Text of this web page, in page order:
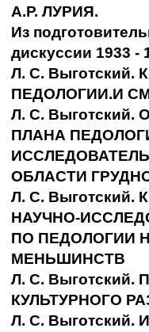
А.Р. ЛУРИЯ.
Из
дискуссии 1933 -
Л. С. Выготский.
ПЕДОЛОГИИ.И
Л. С.
ПЛАНА
ОБЛАСТИ
Л. С.
НАУЧНО-
ПО ПЕДОЛОГИИ
МЕНЬШИНСТВ
Л. С. Выготский.
КУЛЬТУРНОГО
Л. С.